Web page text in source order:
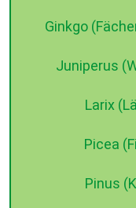
Ginkgo
Juniperus
Larix
Picea
Pinus